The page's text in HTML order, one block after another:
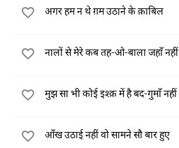
अगर हम न थे ग़म उठाने के क़ाबिल
नालों से मेरे कब तह-ओ-बाला जहाँ नहीं
मुझ सा भी कोई इश्क़ में है बद-गुमाँ नहीं
आँख उठाई नहीं वो सामने सौ बार हुए